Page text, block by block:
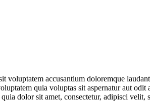
voluptatem accusantium doloremque
quia voluptas sit aspernatur aut
dolor sit amet, consectetur, adipisci velit,